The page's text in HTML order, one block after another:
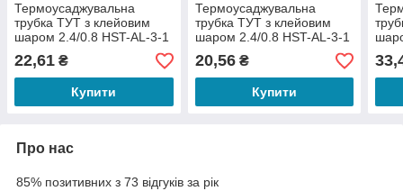
Термоусаджувальна
трубка ТУТ з клейовим
шаром 2.4/0.8 HST-AL-3-1
22,61 ₴
Купити
Термоусаджувальна
трубка ТУТ з клейовим
шаром 2.4/0.8 HST-AL-3-1
20,56₴
Купити
1
Про нас
85% позитивних з 73 відгуків за рік